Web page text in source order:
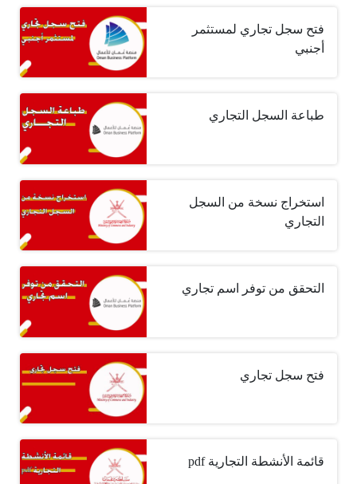
فتح سجل تجاري لمستثمر
أجنبي
طباعة السجل التجاري
استخراج نسخة من السجل
التجاري
التحقق من توفر اسم تجاري
فتح سجل تجاري
قائمة الأنشطة التجارية pdf